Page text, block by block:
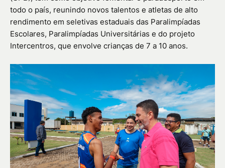
todo o país, reunindo novos talentos e atletas de alto
rendimento em seletivas estaduais das Paralimpíadas
Escolares, Paralimpíadas Universitárias e do projeto
Intercentros, que envolve crianças de 7 a 10 anos.